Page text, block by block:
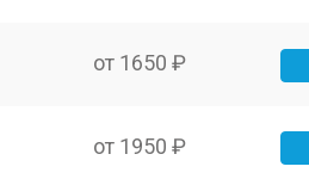
от 1650 ₽
от 1950 ₽